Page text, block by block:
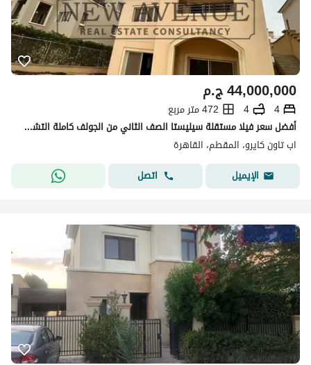
ج.م44,000,000
4
4
472 متر مربع
أفضل سعر فيلا مستقلة سيليستا الصف الثاني من الجولف كاملة التشطيب مع مطبخ مجهز بخزائن، غرف ملابس وتكييف وبدروم للبيع في أبتاون القاهرة
اب تاون كايرو، المقطم، القاهرة
الإيميل
اتصل